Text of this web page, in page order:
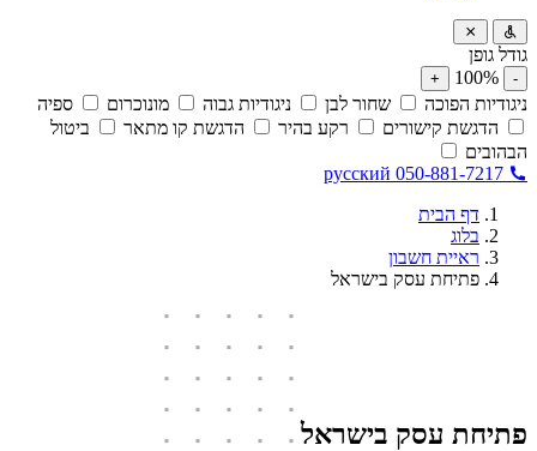
גודל גופן
-
100%
+
ניגודיות הפוכה שחור לבן ניגודיות גבוה מונוכרום
ספיה
הדגשת קישורים
רקע בהיר הדגשת קו מתאר
ביטול
הבהובים
русский 050-881-7217
דף הבית
בלוג
ראיית חשבון
פתיחת עסק בישראל
פתיחת עסק בישראל